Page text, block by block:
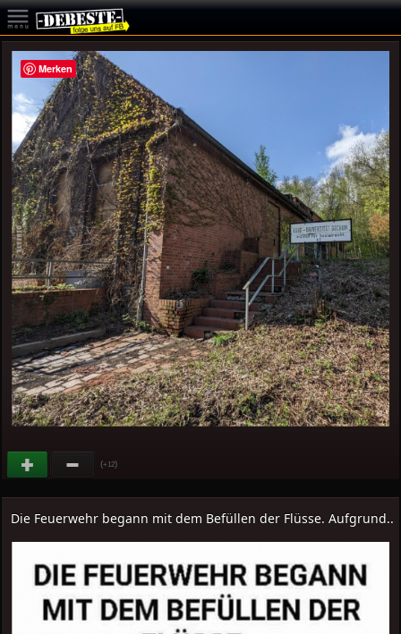
(+12)
Die Feuerwehr begann mit dem Befüllen der Flüsse. Aufgrund..
Merken